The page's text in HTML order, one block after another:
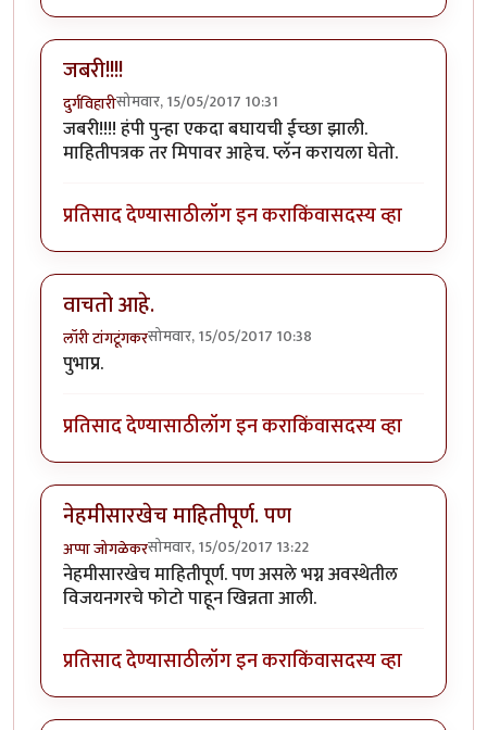
जबरी!!!!
दुर्गविहारीसोमवार, 15/05/2017 10:31
जबरी!!!! हंपी पुन्हा एकदा बघायची ईच्छा झाली.
माहितीपत्रक तर मिपावर आहेच. प्लॅन करायला घेतो.
प्रतिसाद देण्यासाठीलॉग इन कराकिंवासदस्य व्हा
वाचतो आहे.
लॉरी टांगटूंगकरसोमवार, 15/05/2017 10:38
पुभाप्र.
प्रतिसाद देण्यासाठीलॉग इन कराकिंवासदस्य व्हा
नेहमीसारखेच माहितीपूर्ण. पण
अप्पा जोगळेकरसोमवार, 15/05/2017 13:22
नेहमीसारखेच माहितीपूर्ण. पण असले भग्न अवस्थेतील
विजयनगरचे फोटो पाहून खिन्नता आली.
प्रतिसाद देण्यासाठीलॉग इन कराकिंवासदस्य व्हा